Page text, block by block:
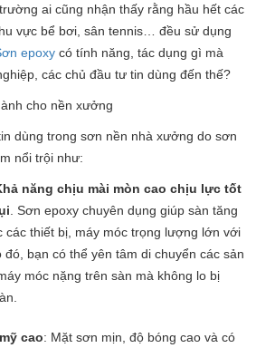
ai cũng nhận thấy rằng hầu hết các
vực bể bơi, sân tennis… đều sử dụng
epoxycó tính năng, tác dụng gì mà
các chủ đầu tư tin dùng đến thế?
dùng trong sơn nền nhà xưởng do sơn
nổi trội như:
năng chịu mài mòn cao chịu lực tốt
. Sơn epoxy chuyên dụng giúp sàn tăng
các thiết bị, máy móc trọng lượng lớn với
bạn có thể yên tâm di chuyển các sản
móc nặng trên sàn mà không lo bị
cao: Mặt sơn mịn, độ bóng cao và có